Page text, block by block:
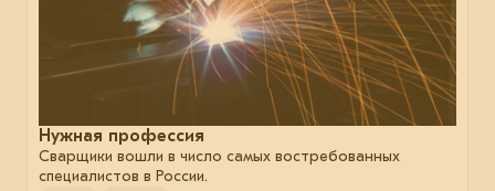
Нужная профессия
Сварщики вошли в число самых востребованных
специалистов в России.